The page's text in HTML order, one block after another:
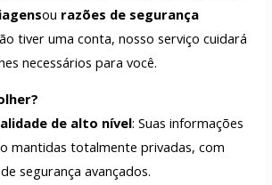
ou razões de segurança
tiver uma conta, nosso serviço cuidará
necessários para você.
de alto nível: Suas informações
mantidas totalmente privadas, com
segurança avançados.